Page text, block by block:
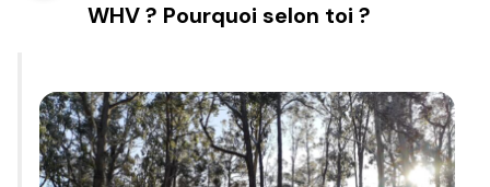
WHV ? Pourquoi selon toi ?